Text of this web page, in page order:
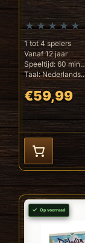
1 tot 4 spelers
Vanaf 12 jaar
Speeltijd: 60 min
Taal: Nederlands..
€59,99
Op voorraad